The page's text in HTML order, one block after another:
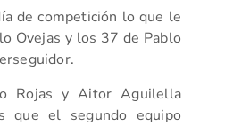
de competición lo que le
Ovejas y los 37 de Pablo
Rojas y Aitor Aguilella
que el segundo equipo